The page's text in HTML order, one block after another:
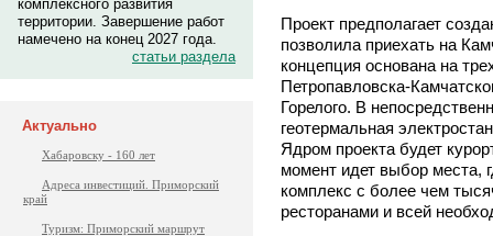
комплексного развития
территории. Завершение работ
намечено на конец 2027 года.
статьи раздела
Актуально
Хабаровску - 160 лет
Адреса инвестиций. Приморский
край
Туризм: Приморский маршрут
Проект предполагает
позволила приехать на
концепция основана на
Петропавловска-
Горелого. В
геотермальная
Ядром проекта будет
момент идет выбор места,
комплекс с более чем
ресторанами и всей